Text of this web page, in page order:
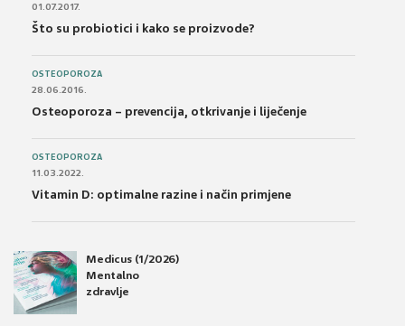
01.07.2017.
Što su probiotici i kako se proizvode?
OSTEOPOROZA
28.06.2016.
Osteoporoza – prevencija, otkrivanje i liječenje
OSTEOPOROZA
11.03.2022.
Vitamin D: optimalne razine i način primjene
Medicus (1/2026)
Mentalno
zdravlje